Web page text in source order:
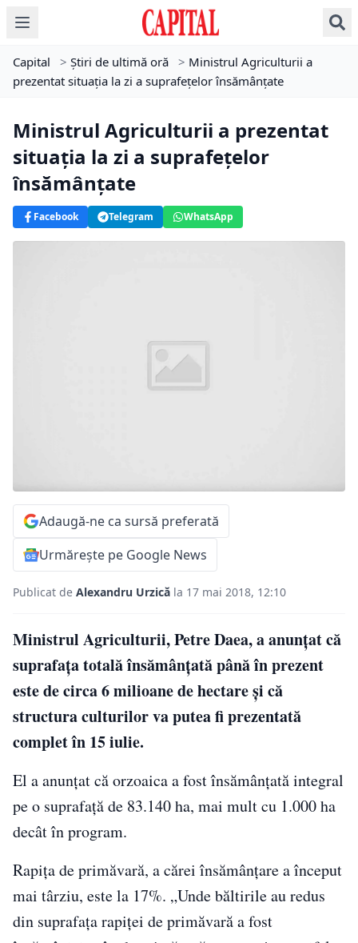
Capital > Știri de ultimă oră > Ministrul Agriculturii a
prezentat situaţia la zi a suprafeţelor însămânţate
Ministrul Agriculturii a prezentat
situaţia la zi a suprafeţelor
însămânţate
Facebook Telegram WhatsApp
Adaugă-ne ca sursă preferată
Urmărește pe Google News
Publicat de Alexandru Urzică la 17 mai 2018, 12:10
Ministrul Agriculturii, Petre Daea, a anunţat că
suprafaţa totală însămânţată până în prezent
este de circa 6 milioane de hectare şi că
structura culturilor va putea fi prezentată
complet în 15 iulie.
El a anunţat că orzoaica a fost însămânţată integral
pe o suprafaţă de 83.140 ha, mai mult cu 1.000 ha
decât în program.
Rapiţa de primăvară, a cărei însămânţare a început
mai târziu, este la 17%. „Unde băltirile au redus
din suprafaţa rapiţei de primăvară a fost